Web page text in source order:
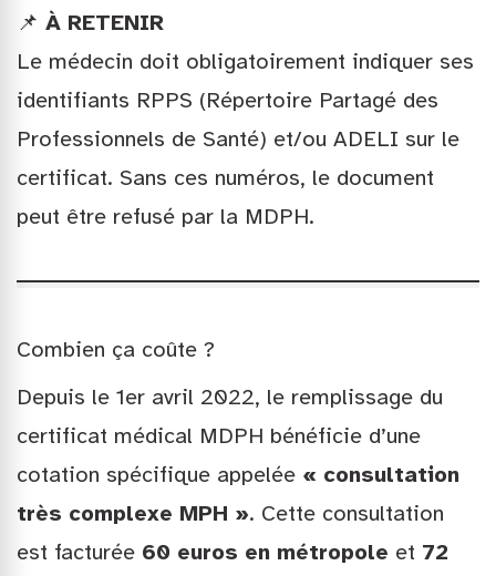
📌 À RETENIR
Le médecin doit obligatoirement indiquer ses
identifiants RPPS (Répertoire Partagé des
Professionnels de Santé) et/ou ADELI sur le
certificat. Sans ces numéros, le document
peut être refusé par la MDPH.
Combien ça coûte ?
Depuis le 1er avril 2022, le remplissage du
certificat médical MDPH bénéficie d’une
cotation spécifique appelée « consultation
très complexe MPH ». Cette consultation
est facturée 60 euros en métropole et 72